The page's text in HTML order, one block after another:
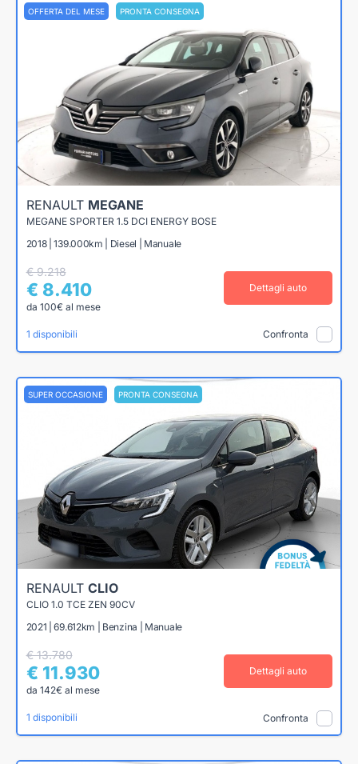
OFFERTA DEL MESE PRONTA CONSEGNA
RENAULT MEGANE
MEGANE SPORTER 1.5 DCI ENERGY BOSE
2018 | 139.000km | Diesel | Manuale
€ 9.218
€ 8.410
da 100€ al mese
Dettagli auto
1 disponibili Confronta
SUPER OCCASIONE PRONTA CONSEGNA
RENAULT CLIO
CLIO 1.0 TCE ZEN 90CV
2021 | 69.612km | Benzina | Manuale
€ 13.780
€ 11.930
da 142€ al mese
Dettagli auto
1 disponibili Confronta